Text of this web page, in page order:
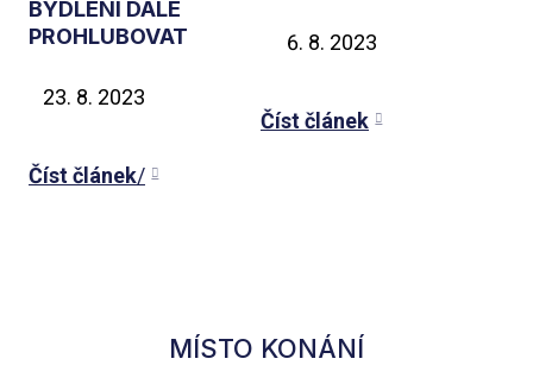
BYDLENÍ DÁLE
PROHLUBOVAT
8. 2023
Číst článek/
8. 2023
Číst článek
MÍSTO KONÁNÍ